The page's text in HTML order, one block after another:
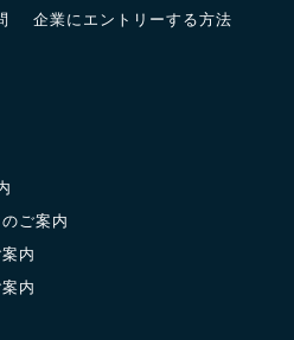
企業にエントリーする方法
ご案内
内
内